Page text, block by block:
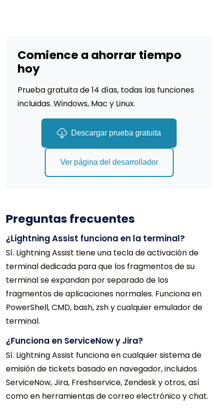
Comience a ahorrar tiempo
hoy
Prueba gratuita de 14 días, todas las funciones
incluidas. Windows, Mac y Linux.
Descargar prueba gratuita
Ver página del desarrollador
Preguntas frecuentes
¿Lightning Assist funciona en la terminal?
Sí. Lightning Assist tiene una tecla de activación de
terminal dedicada para que los fragmentos de su
terminal se expandan por separado de los
fragmentos de aplicaciones normales. Funciona en
PowerShell, CMD, bash, zsh y cualquier emulador de
terminal.
¿Funciona en ServiceNow y Jira?
Sí. Lightning Assist funciona en cualquier sistema de
emisión de tickets basado en navegador, incluidos
ServiceNow, Jira, Freshservice, Zendesk y otros, así
como en herramientas de correo electrónico y chat.